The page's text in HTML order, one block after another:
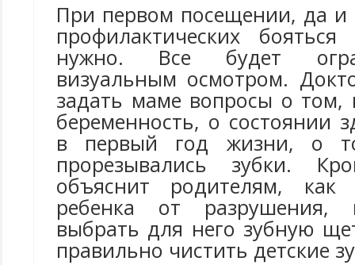
При первом посещении, да
профилактических
нужно. Все будет
визуальным осмотром.
задать маме вопросы о том,
беременность, о состоянии
в первый год жизни, о
прорезывались зубки.
объяснит родителям,
ребенка от разрушения,
выбрать для него зубную
правильно чистить детские